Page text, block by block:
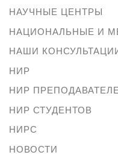
НАУЧНЫЕ ЦЕНТРЫ
НАЦИОНАЛЬНЫЕ И
НАШИ
НИР
НИР
НИР СТУДЕНТОВ
НИРС
НОВОСТИ